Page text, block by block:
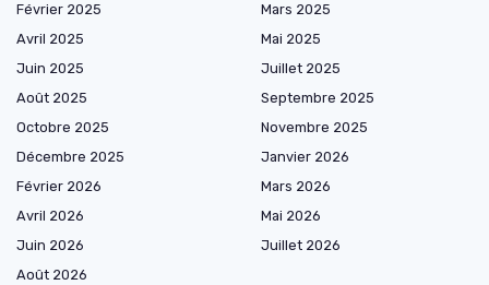
Février 2025
Mars 2025
Avril 2025
Mai 2025
Juin 2025
Juillet 2025
Août 2025
Septembre 2025
Octobre 2025
Novembre 2025
Décembre 2025
Janvier 2026
Février 2026
Mars 2026
Avril 2026
Mai 2026
Juin 2026
Juillet 2026
Août 2026